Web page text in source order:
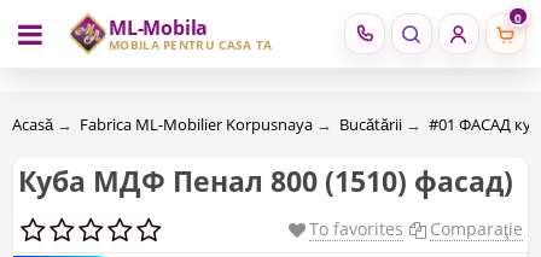
ML-Mobila
MOBILĂ PENTRU CASA TA
0
RU RO
Acasă → Fabrica ML-Mobilier Korpusnaya → Bucătării → #01 ФАСАД
Куба МДФ Пенал 800 (1510) фасад)
To favorites Comparaţie